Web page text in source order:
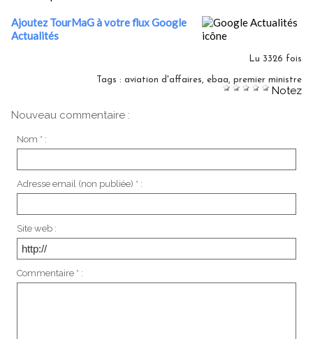
Ajoutez TourMaG à votre flux Google
Actualités
Lu 3326 fois
Tags : aviation d'affaires, ebaa, premier ministre
Notez
Nouveau commentaire :
Nom * :
Adresse email (non publiée) * :
Site web :
Commentaire * :